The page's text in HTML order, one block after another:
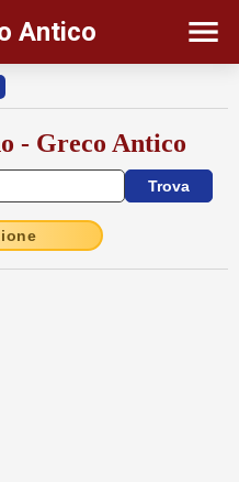
Antico
- Greco Antico